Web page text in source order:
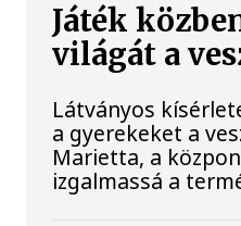
Játék
világát a
Látványos
a gyerekeket a
Marietta, a
izgalmassá a